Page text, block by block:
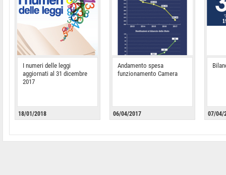
I numeri delle leggi
aggiornati al 31 dicembre
2017
18/01/2018
Andamento spesa
funzionamento Camera
06/04/2017 07/04/